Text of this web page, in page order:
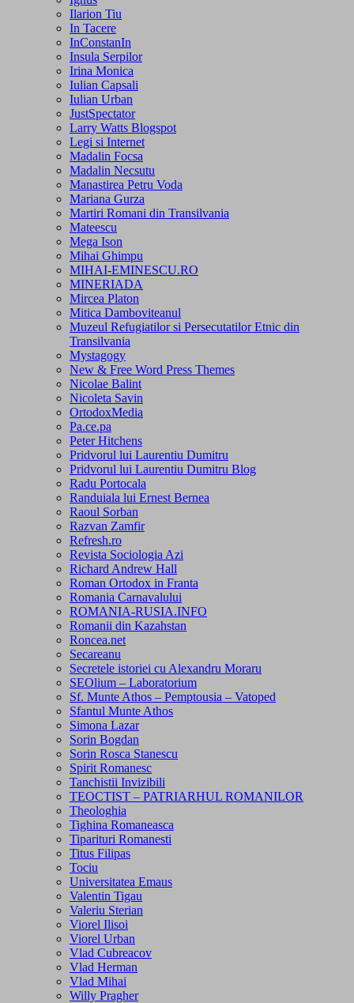
Ilarion Tiu
In Tacere
InConstanIn
Insula Serpilor
Irina Monica
Iulian Capsali
Iulian Urban
JustSpectator
Larry Watts Blogspot
Legi si Internet
Madalin Focsa
Madalin Necsutu
Manastirea Petru Voda
Mariana Gurza
Martiri Romani din Transilvania
Mateescu
Mega Ison
Mihai Ghimpu
MIHAI-EMINESCU.RO
MINERIADA
Mircea Platon
Mitica Damboviteanul
Muzeul Refugiatilor si Persecutatilor Etnic din
Transilvania
Mystagogy
New & Free Word Press Themes
Nicolae Balint
Nicoleta Savin
OrtodoxMedia
Pa.ce.pa
Peter Hitchens
Pridvorul lui Laurentiu Dumitru
Pridvorul lui Laurentiu Dumitru Blog
Radu Portocala
Randuiala lui Ernest Bernea
Raoul Sorban
Razvan Zamfir
Refresh.ro
Revista Sociologia Azi
Richard Andrew Hall
Roman Ortodox in Franta
Romania Carnavalului
ROMANIA-RUSIA.INFO
Romanii din Kazahstan
Roncea.net
Secareanu
Secretele istoriei cu Alexandru Moraru
SEOlium – Laboratorium
Sf. Munte Athos – Pemptousia – Vatoped
Sfantul Munte Athos
Simona Lazar
Sorin Bogdan
Sorin Rosca Stanescu
Spirit Romanesc
Tanchistii Invizibili
TEOCTIST – PATRIARHUL ROMANILOR
Theologhia
Tighina Romaneasca
Tiparituri Romanesti
Titus Filipas
Tociu
Universitatea Emaus
Valentin Tigau
Valeriu Sterian
Viorel Ilisoi
Viorel Urban
Vlad Cubreacov
Vlad Herman
Vlad Mihai
Willy Pragher